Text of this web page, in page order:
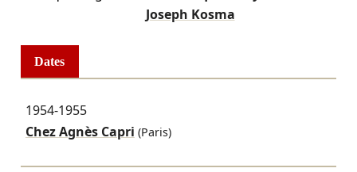
Joseph Kosma
Dates
1954-1955
Chez Agnès Capri (Paris)